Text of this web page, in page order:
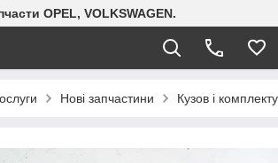
OPEL, VOLKSWAGEN.
Нові запчастини Кузов і